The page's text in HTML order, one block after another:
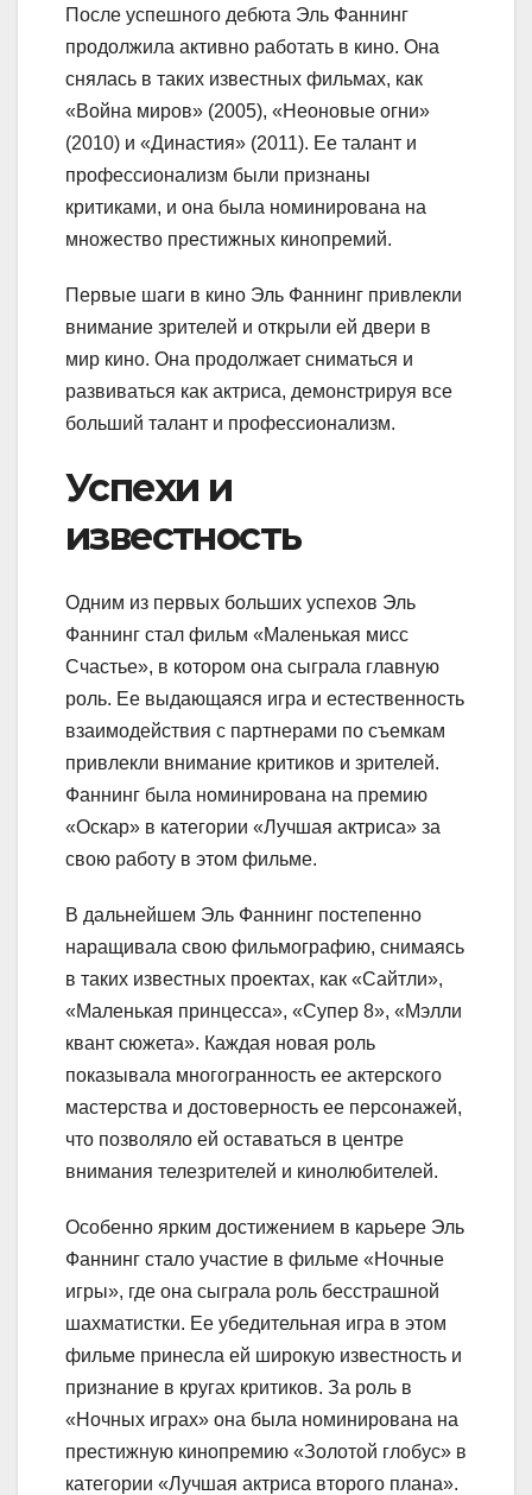
После успешного дебюта Эль Фаннинг
продолжила активно работать в кино. Она
снялась в таких известных фильмах, как
«Война миров» (2005), «Неоновые огни»
(2010) и «Династия» (2011). Ее талант и
профессионализм были признаны
критиками, и она была номинирована на
множество престижных кинопремий.
Первые шаги в кино Эль Фаннинг привлекли
внимание зрителей и открыли ей двери в
мир кино. Она продолжает сниматься и
развиваться как актриса, демонстрируя все
больший талант и профессионализм.
Успехи и
известность
Одним из первых больших успехов Эль
Фаннинг стал фильм «Маленькая мисс
Счастье», в котором она сыграла главную
роль. Ее выдающаяся игра и естественность
взаимодействия с партнерами по съемкам
привлекли внимание критиков и зрителей.
Фаннинг была номинирована на премию
«Оскар» в категории «Лучшая актриса» за
свою работу в этом фильме.
В дальнейшем Эль Фаннинг постепенно
наращивала свою фильмографию, снимаясь
в таких известных проектах, как «Сайтли»,
«Маленькая принцесса», «Супер 8», «Мэлли
квант сюжета». Каждая новая роль
показывала многогранность ее актерского
мастерства и достоверность ее персонажей,
что позволяло ей оставаться в центре
внимания телезрителей и кинолюбителей.
Особенно ярким достижением в карьере Эль
Фаннинг стало участие в фильме «Ночные
игры», где она сыграла роль бесстрашной
шахматистки. Ее убедительная игра в этом
фильме принесла ей широкую известность и
признание в кругах критиков. За роль в
«Ночных играх» она была номинирована на
престижную кинопремию «Золотой глобус» в
категории «Лучшая актриса второго плана».